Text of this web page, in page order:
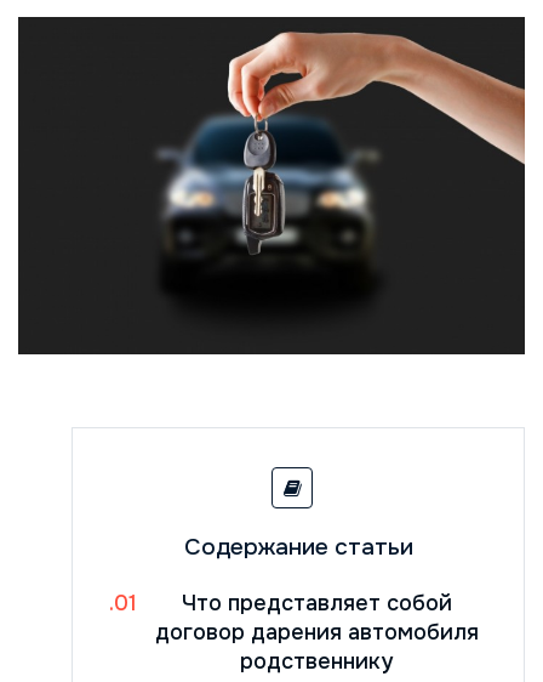
Содержание статьи
Что представляет собой
договор дарения автомобиля
родственнику